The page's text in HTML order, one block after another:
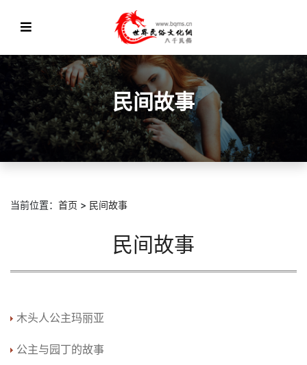
民间故事
当前位置： 首页 > 民间故事
民间故事
木头人公主玛丽亚
公主与园丁的故事